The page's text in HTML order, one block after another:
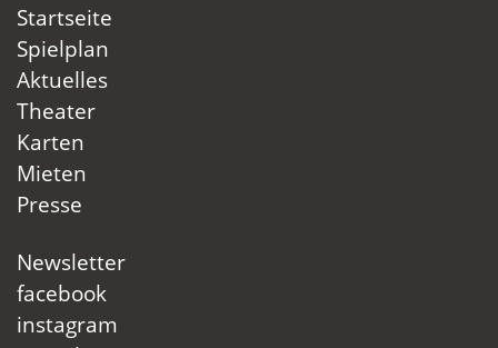
Startseite
Spielplan
Aktuelles
Theater
Karten
Mieten
Presse
Newsletter
facebook
instagram